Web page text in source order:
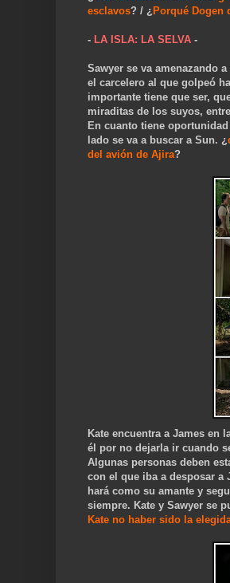
esclavos? / ¿Porqué Dogen
- LA ISLA: LA SELVA -
Sawyer se va amenazando
el carcelero al que golpeó
importante tiene que ser,
miraditas de los suyos,
En cuanto tiene
lado se va a buscar a Sun. ¿
del avión de Ajira?
Kate encuentra a James
él por no dejarla ir cuando
Algunas personas deben
con el que iba a desposar a
hará como su amante y
siempre. Kate y Sawyer se
Kate no haber sido la